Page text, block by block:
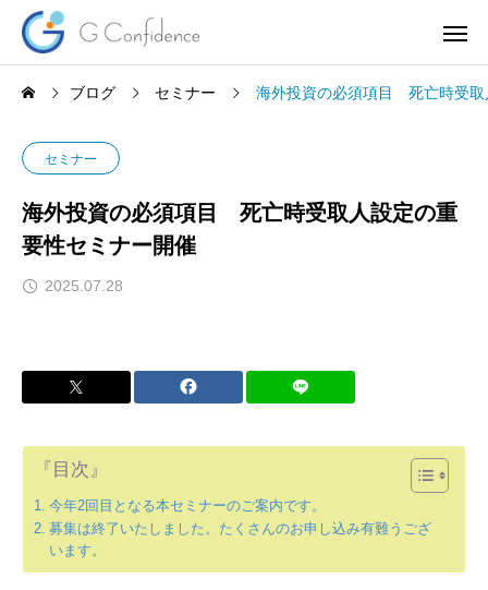
ブログ セミナー 海外投資の必須項目 死亡時受取
セミナー
海外投資の必須項目 死亡時受取人設定の重
要性セミナー開催
2025.07.28
『目次』
今年2回目となる本セミナーのご案内です。
募集は終了いたしました。たくさんのお申し込み有難うござ
います。